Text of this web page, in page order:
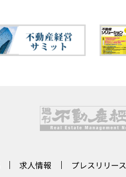
求人情報 プレスリリース